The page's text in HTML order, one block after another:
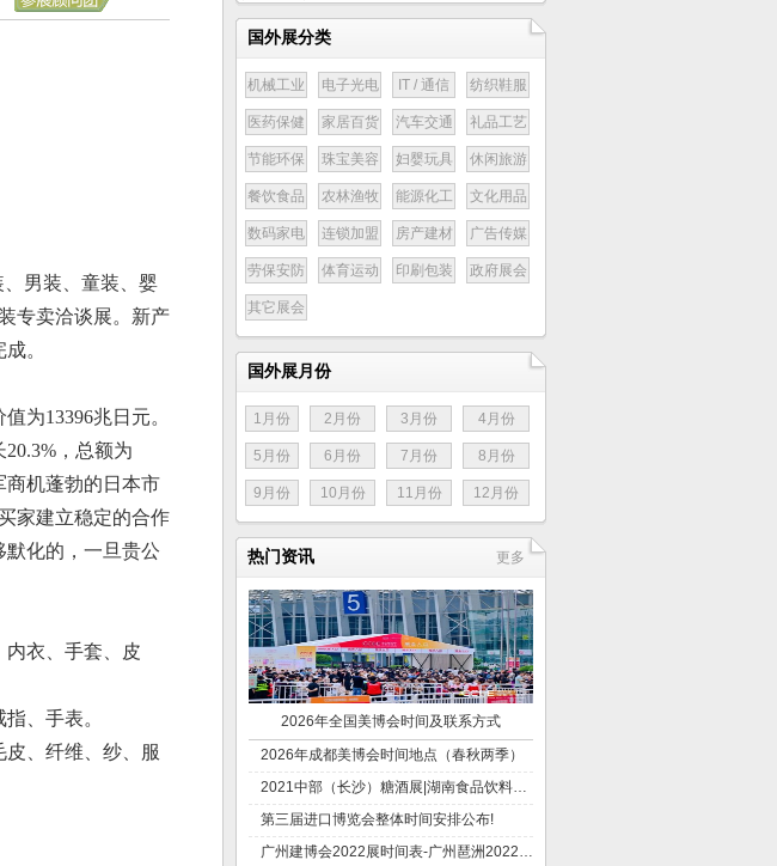
男装、童装、婴
专卖洽谈展。新产
。
为13396兆日元。
，总额为
商机蓬勃的日本市
家建立稳定的合作
化的，一旦贵公
内衣、手套、皮
指、手表。
、纤维、纱、服
国外展分类
机械工业 电子光电 IT / 通信 纺织鞋服
医药保健 家居百货 汽车交通 礼品工艺
节能环保 珠宝美容 妇婴玩具 休闲旅游
餐饮食品 农林渔牧 能源化工 文化用品
数码家电 连锁加盟 房产建材 广告传媒
劳保安防 体育运动 印刷包装 政府展会
其它展会
国外展月份
1月份 2月份 3月份 4月份
5月份 6月份 7月份 8月份
9月份 10月份 11月份 12月份
热门资讯 更多
2026年全国美博会时间及联系方式
2026年成都美博会时间地点（春秋两季）
2021中部（长沙）糖酒展|湖南食品饮料博览会
第三届进口博览会整体时间安排公布!
广州建博会2022展时间表-广州琶洲2022年7月